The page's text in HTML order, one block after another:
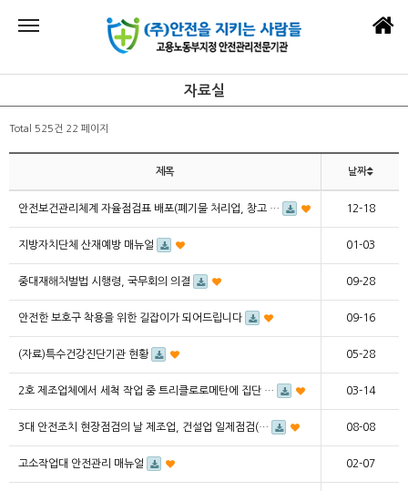
자료실
Total 525건 22 페이지
제목 날짜
안전보건관리체계 자율점검표 배포(폐기물 처리업, 창고 … 12-18
지방자치단체 산재예방 매뉴얼 01-03
중대재해처벌법 시행령, 국무회의 의결 09-28
안전한 보호구 착용을 위한 길잡이가 되어드립니다 09-16
(자료)특수건강진단기관 현황 05-28
2호 제조업체에서 세척 작업 중 트리클로로메탄에 집단 … 03-14
3대 안전조치 현장점검의 날 제조업, 건설업 일제점검(… 08-08
고소작업대 안전관리 매뉴얼 02-07